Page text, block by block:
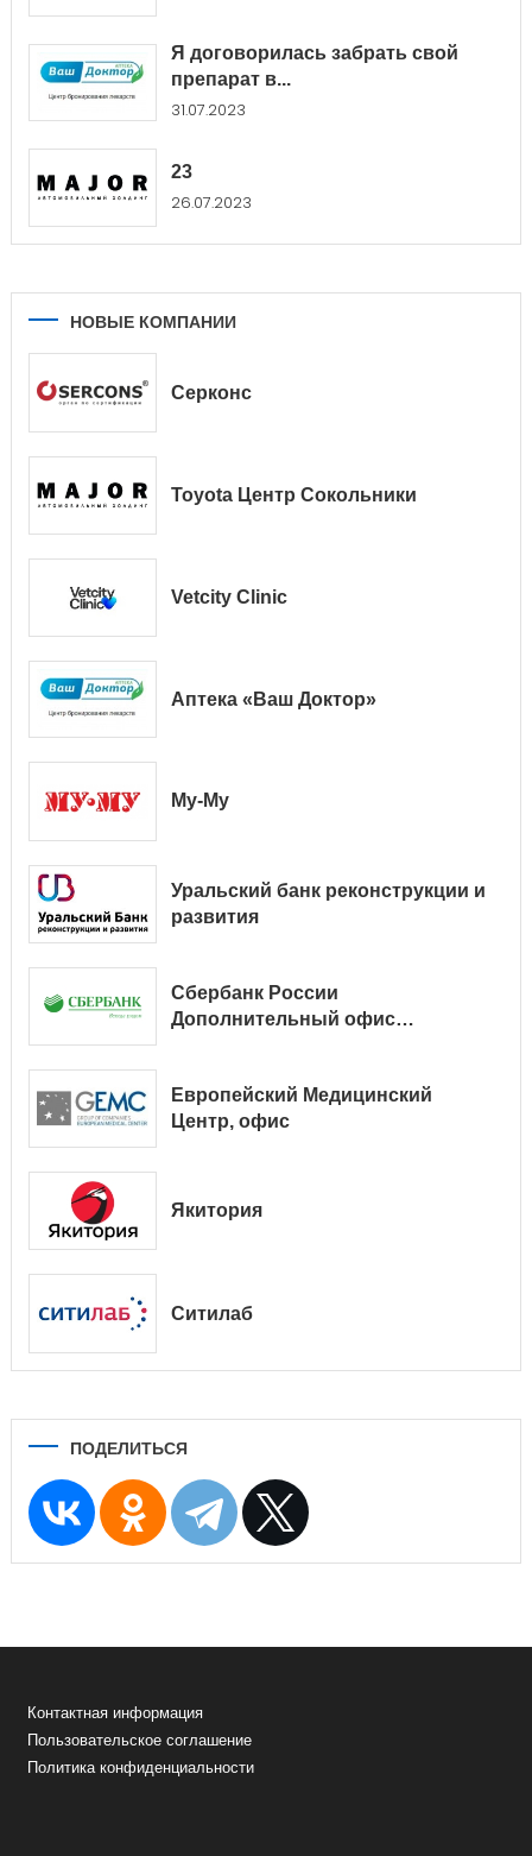
Я договорилась забрать свой
препарат в...
31.07.2023
23
26.07.2023
НОВЫЕ КОМПАНИИ
Серконс
Toyota Центр Сокольники
Vetcity Clinic
Аптека «Ваш Доктор»
Му-Му
Уральский банк реконструкции и
развития
Сбербанк России
Дополнительный офис
Европейский Медицинский
Центр, офис
Якитория
Ситилаб
ПОДЕЛИТЬСЯ
Контактная информация
Пользовательское соглашение
Политика конфиденциальности